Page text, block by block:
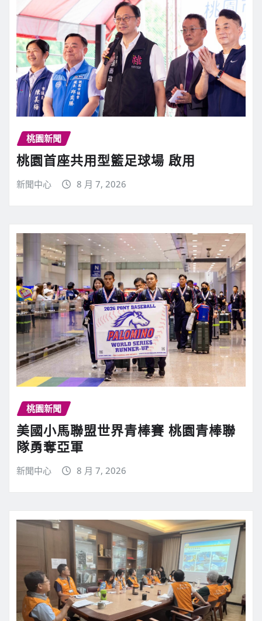
桃園新聞
桃園首座共用型籃足球場 啟用
新聞中心 8 月 7, 2026
桃園新聞
美國小馬聯盟世界青棒賽 桃園青棒聯
隊勇奪亞軍
新聞中心 8 月 7, 2026